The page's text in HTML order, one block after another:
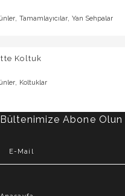
, Tamamlayıcılar, Yan Sehpalar
Koltuk
, Koltuklar
Bültenimize Abone Olun